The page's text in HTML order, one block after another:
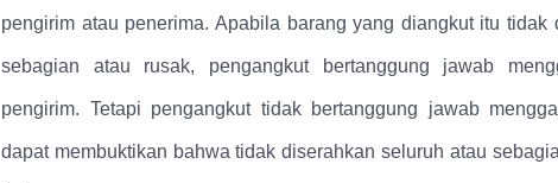
pengirim atau penerima. Apabila barang yang diangkut itu tidak
sebagian atau rusak, pengangkut bertanggung jawab
pengirim. Tetapi pengangkut tidak bertanggung jawab
dapat membuktikan bahwa tidak diserahkan seluruh atau